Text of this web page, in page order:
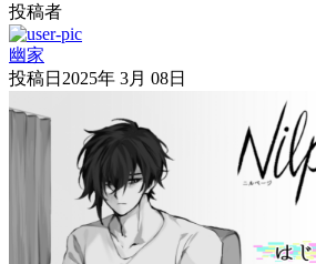
投稿者
幽家
投稿日 2025年 3月 08日